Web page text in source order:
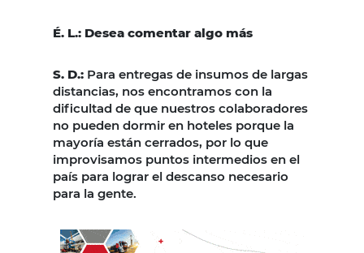
É. L.: Desea comentar algo más
S. D.: Para entregas de insumos de largas
distancias, nos encontramos con la
dificultad de que nuestros colaboradores
no pueden dormir en hoteles porque la
mayoría están cerrados, por lo que
improvisamos puntos intermedios en el
país para lograr el descanso necesario
para la gente.